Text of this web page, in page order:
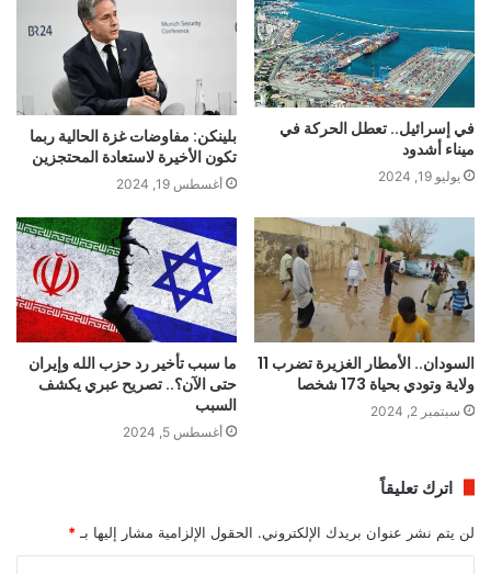
في إسرائيل.. تعطل الحركة في
ميناء أشدود
يوليو 19, 2024
بلينكن: مفاوضات غزة الحالية ربما
تكون الأخيرة لاستعادة المحتجزين
أغسطس 19, 2024
السودان.. الأمطار الغزيرة تضرب 11
ولاية وتودي بحياة 173 شخصا
سبتمبر 2, 2024
ما سبب تأخير رد حزب الله وإيران
حتى الآن؟.. تصريح عبري يكشف
السبب
أغسطس 5, 2024
اترك تعليقاً
لن يتم نشر عنوان بريدك الإلكتروني. الحقول الإلزامية مشار إليها بـ *